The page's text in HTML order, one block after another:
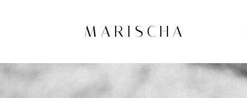
MARISCHA